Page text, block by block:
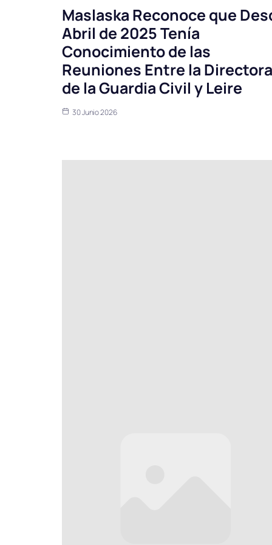
Maslaska Reconoce que
Abril de 2025 Tenía
Conocimiento de las
Reuniones Entre la Directora
de la Guardia Civil y Leire
30 Junio 2026